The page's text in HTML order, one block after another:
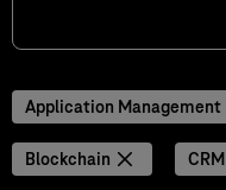
Application Management
Blockchain CRM